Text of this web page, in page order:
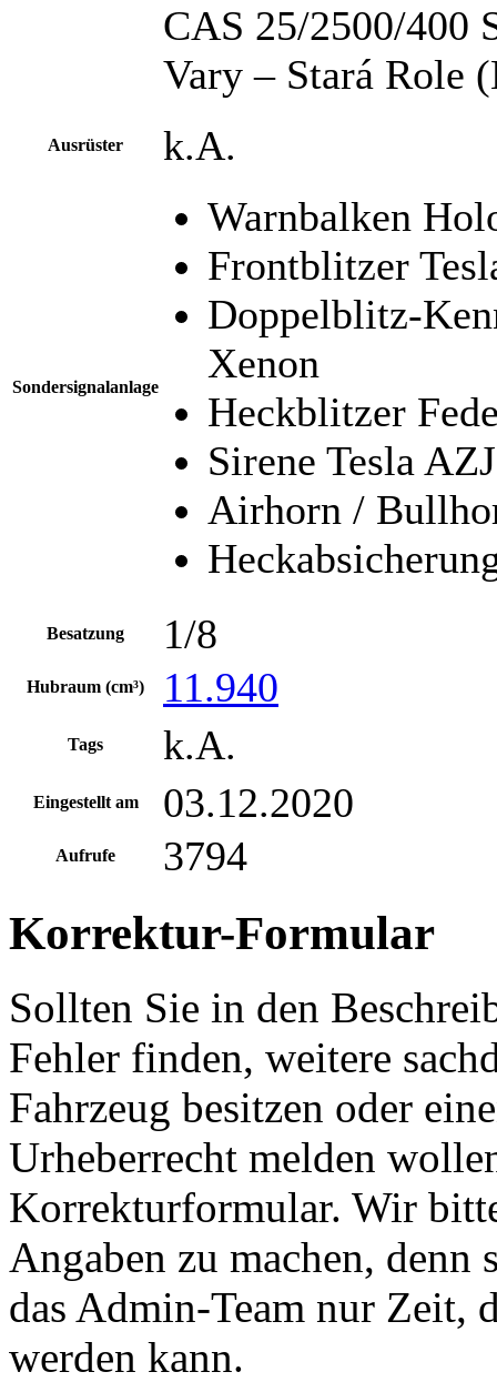
CAS 25/2500/400
Vary – Stará Role
Ausrüster k.A.
Sondersignalanlage
Warnbalken
Frontblitzer
Doppelblitz-
Xenon
Heckblitzer
Sirene Tesla
Airhorn /
Besatzung 1/8
Hubraum (cm³) 11.940
Tags k.A.
Eingestellt am 03.12.2020
Aufrufe 3794
Korrektur-Formular
Sollten Sie in den
Fehler finden, weitere
Fahrzeug besitzen oder
Urheberrecht melden
Korrekturformular. Wir
Angaben zu machen,
das Admin-Team nur Zeit,
werden kann.